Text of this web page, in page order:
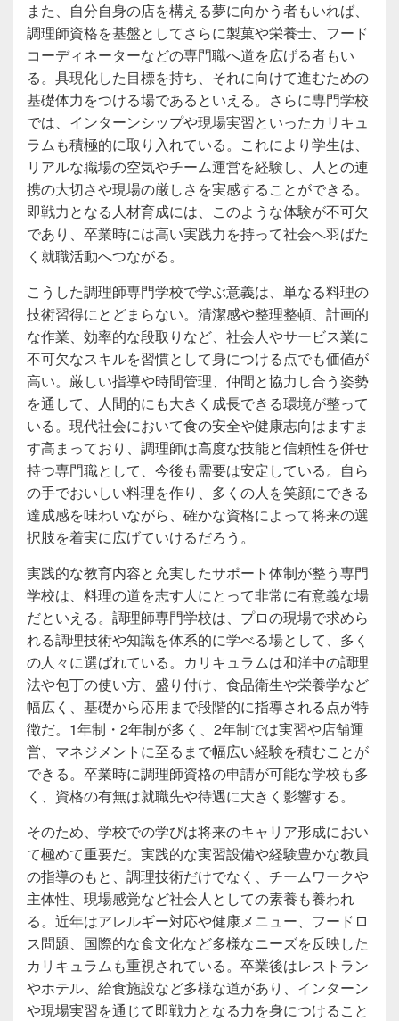
また、自分自身の店を構える夢に向かう者もいれば、
調理師資格を基盤としてさらに製菓や栄養士、フード
コーディネーターなどの専門職へ道を広げる者もい
る。具現化した目標を持ち、それに向けて進むための
基礎体力をつける場であるといえる。さらに専門学校
では、インターンシップや現場実習といったカリキュ
ラムも積極的に取り入れている。これにより学生は、
リアルな職場の空気やチーム運営を経験し、人との連
携の大切さや現場の厳しさを実感することができる。
即戦力となる人材育成には、このような体験が不可欠
であり、卒業時には高い実践力を持って社会へ羽ばた
く就職活動へつながる。
こうした調理師専門学校で学ぶ意義は、単なる料理の
技術習得にとどまらない。清潔感や整理整頓、計画的
な作業、効率的な段取りなど、社会人やサービス業に
不可欠なスキルを習慣として身につける点でも価値が
高い。厳しい指導や時間管理、仲間と協力し合う姿勢
を通して、人間的にも大きく成長できる環境が整って
いる。現代社会において食の安全や健康志向はますま
す高まっており、調理師は高度な技能と信頼性を併せ
持つ専門職として、今後も需要は安定している。自ら
の手でおいしい料理を作り、多くの人を笑顔にできる
達成感を味わいながら、確かな資格によって将来の選
択肢を着実に広げていけるだろう。
実践的な教育内容と充実したサポート体制が整う専門
学校は、料理の道を志す人にとって非常に有意義な場
だといえる。調理師専門学校は、プロの現場で求めら
れる調理技術や知識を体系的に学べる場として、多く
の人々に選ばれている。カリキュラムは和洋中の調理
法や包丁の使い方、盛り付け、食品衛生や栄養学など
幅広く、基礎から応用まで段階的に指導される点が特
徴だ。1年制・2年制が多く、2年制では実習や店舗運
営、マネジメントに至るまで幅広い経験を積むことが
できる。卒業時に調理師資格の申請が可能な学校も多
く、資格の有無は就職先や待遇に大きく影響する。
そのため、学校での学びは将来のキャリア形成におい
て極めて重要だ。実践的な実習設備や経験豊かな教員
の指導のもと、調理技術だけでなく、チームワークや
主体性、現場感覚など社会人としての素養も養われ
る。近年はアレルギー対応や健康メニュー、フードロ
ス問題、国際的な食文化など多様なニーズを反映した
カリキュラムも重視されている。卒業後はレストラン
やホテル、給食施設など多様な道があり、インターン
や現場実習を通じて即戦力となる力を身につけること